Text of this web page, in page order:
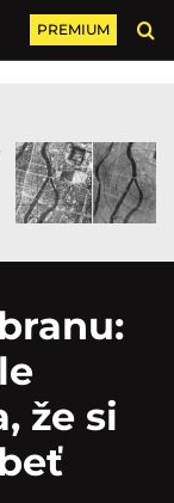
PREMIUM
že si